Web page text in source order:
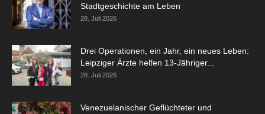
Stadtgeschichte am Leben
28. Juli 2026
Drei Operationen, ein Jahr, ein neues Leben:
Leipziger Ärzte helfen 13-Jähriger...
28. Juli 2026
Venezuelanischer Geflüchteter und